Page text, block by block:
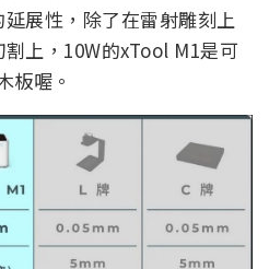
展性，除了在雷射雕刻上
上，10W的xTool M1是可
板喔。